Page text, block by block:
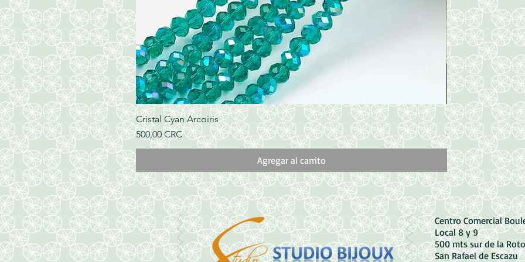
Vista rápida
Cristal Cyan Arcoiris
Precio
500,00 CRC
Agregar al carrito
Cristal
Precio
600,00 CRC
Centro Comercial
Local 8 y 9
500 mts sur de la
San Rafael de Escazu